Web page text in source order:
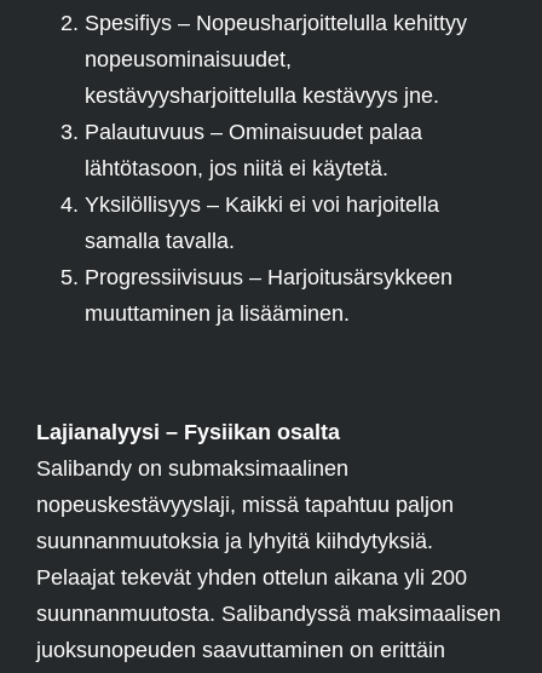
Spesifiys – Nopeusharjoittelulla kehittyy
nopeusominaisuudet,
kestävyysharjoittelulla kestävyys jne.
Palautuvuus – Ominaisuudet palaa
lähtötasoon, jos niitä ei käytetä.
Yksilöllisyys – Kaikki ei voi harjoitella
samalla tavalla.
Progressiivisuus – Harjoitusärsykkeen
muuttaminen ja lisääminen.
Lajianalyysi – Fysiikan osalta
Salibandy on submaksimaalinen
nopeuskestävyyslaji, missä tapahtuu paljon
suunnanmuutoksia ja lyhyitä kiihdytyksiä.
Pelaajat tekevät yhden ottelun aikana yli 200
suunnanmuutosta. Salibandyssä maksimaalisen
juoksunopeuden saavuttaminen on erittäin